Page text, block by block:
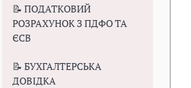
📝 ПОДАТКОВИЙ
РОЗРАХУНОК З ПДФО ТА
ЄСВ
📝 БУХГАЛТЕРСЬКА
ДОВІДКА